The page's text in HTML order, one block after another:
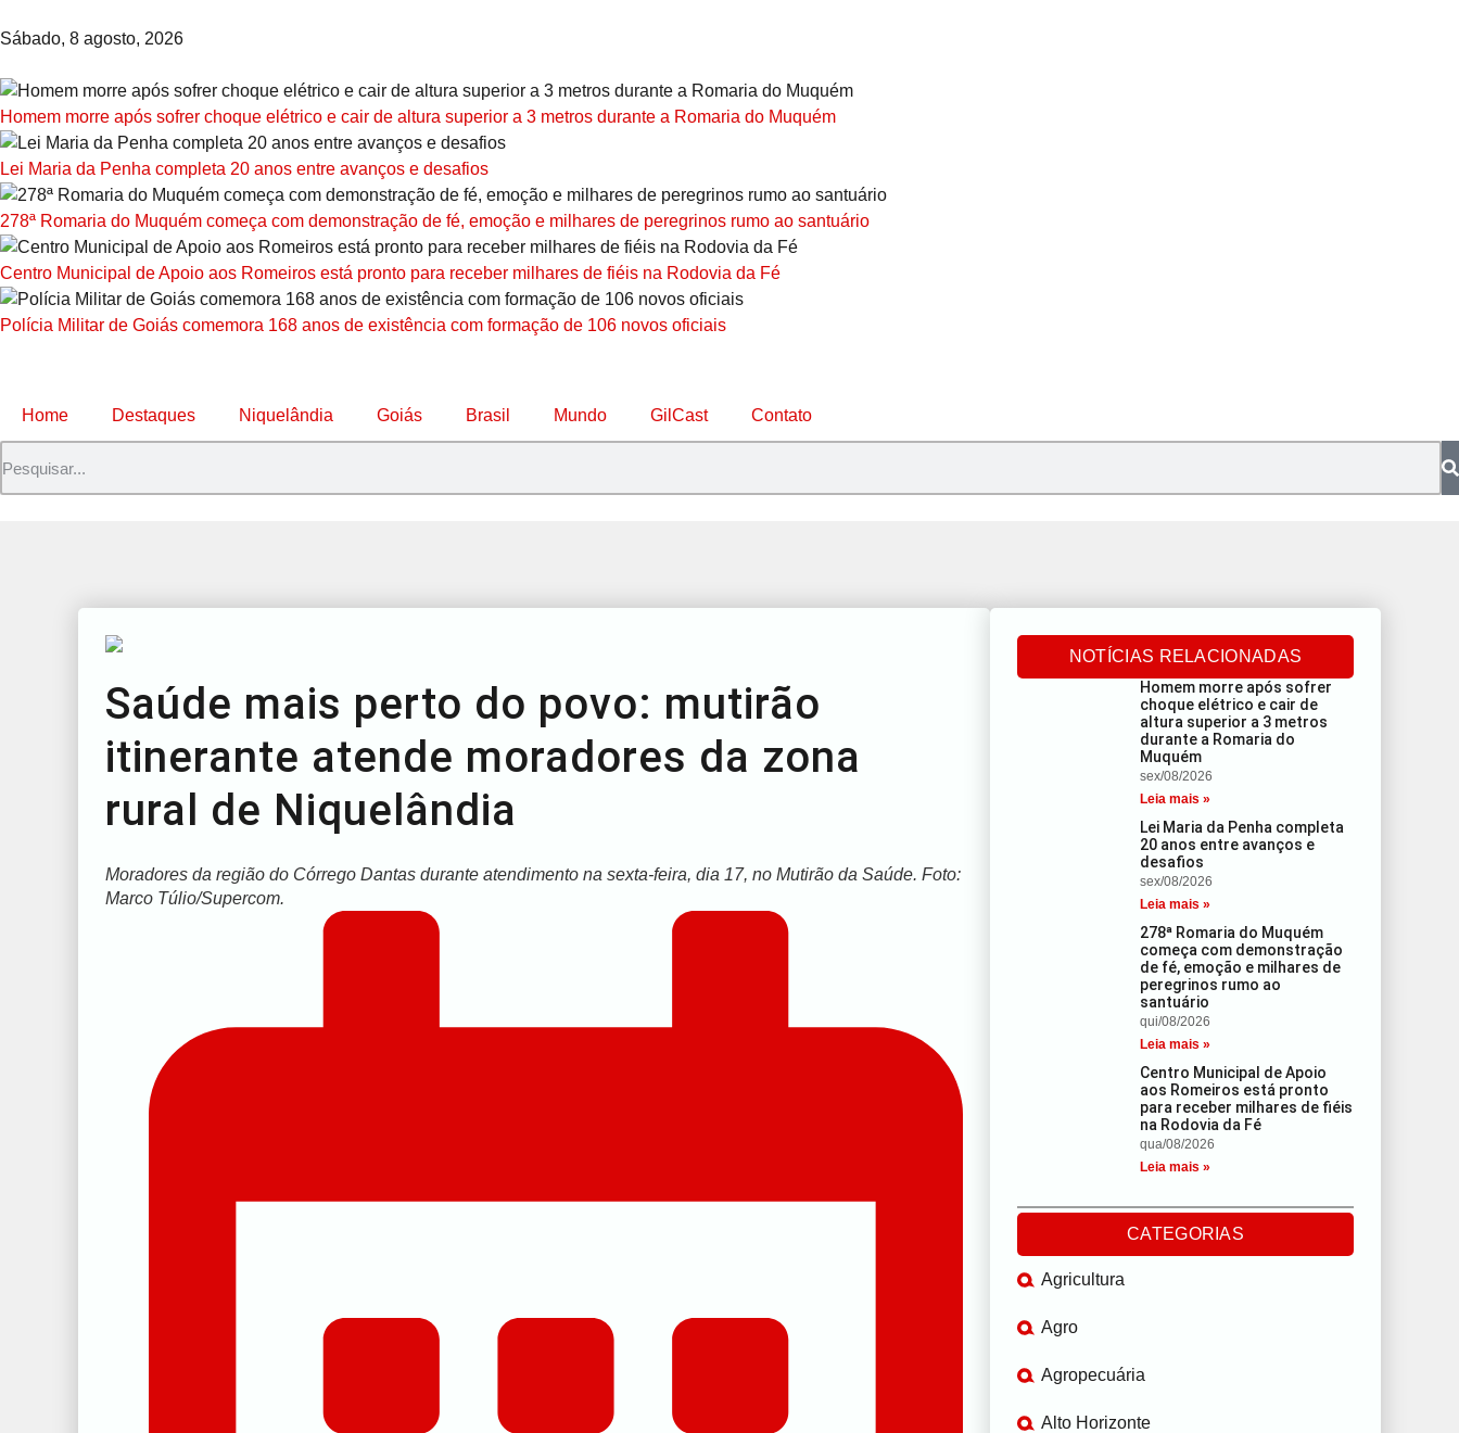
Sábado, 8 agosto, 2026
Homem morre após sofrer choque elétrico e cair de altura superior a 3 metros durante a Romaria do Muquém
Lei Maria da Penha completa 20 anos entre avanços e desafios
278ª Romaria do Muquém começa com demonstração de fé, emoção e milhares de peregrinos rumo ao santuário
Centro Municipal de Apoio aos Romeiros está pronto para receber milhares de fiéis na Rodovia da Fé
Polícia Militar de Goiás comemora 168 anos de existência com formação de 106 novos oficiais
Home Destaques Niquelândia Goiás Brasil Mundo GilCast Contato
Saúde mais perto do povo: mutirão
itinerante atende moradores da zona
rural de Niquelândia
Moradores da região do Córrego Dantas durante atendimento na sexta-feira, dia 17, no Mutirão da Saúde. Foto:
Marco Túlio/Supercom.
NOTÍCIAS RELACIONADAS
Homem morre após sofrer
choque elétrico e cair de
altura superior a 3 metros
durante a Romaria do
Muquém
sex/08/2026
Leia mais »
Lei Maria da Penha completa
20 anos entre avanços e
desafios
sex/08/2026
Leia mais »
278ª Romaria do Muquém
começa com demonstração
de fé, emoção e milhares de
peregrinos rumo ao
santuário
qui/08/2026
Leia mais »
Centro Municipal de Apoio
aos Romeiros está pronto
para receber milhares de fiéis
na Rodovia da Fé
qua/08/2026
Leia mais »
CATEGORIAS
Agricultura
Agro
Agropecuária
Alto Horizonte